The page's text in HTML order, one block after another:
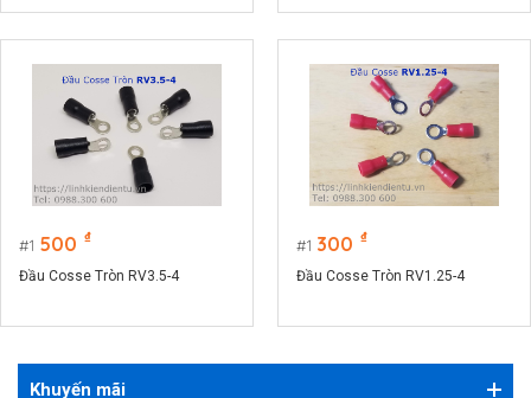
1 500 ₫
Đầu Cosse Tròn RV3.5-4
1 300 ₫
Đầu Cosse Tròn RV1.25-4
Khuyến mãi